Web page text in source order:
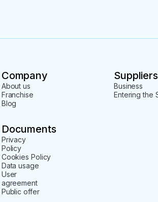
Company
About us
Franchise
Blog
Suppliers
Business
Entering the
Documents
Privacy
Policy
Cookies Policy
Data usage
User
agreement
Public offer